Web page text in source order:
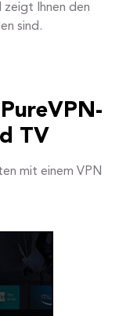
zeigt Ihnen den
sind.
TV
mit einem VPN